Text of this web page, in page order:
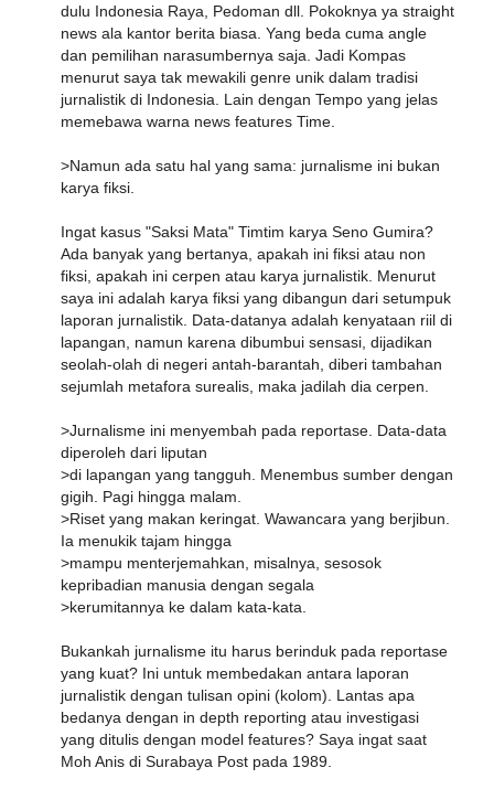
dulu Indonesia Raya, Pedoman dll. Pokoknya ya straight
news ala kantor berita biasa. Yang beda cuma angle
dan pemilihan narasumbernya saja. Jadi Kompas
menurut saya tak mewakili genre unik dalam tradisi
jurnalistik di Indonesia. Lain dengan Tempo yang jelas
memebawa warna news features Time.
>Namun ada satu hal yang sama: jurnalisme ini bukan
karya fiksi.
Ingat kasus "Saksi Mata" Timtim karya Seno Gumira?
Ada banyak yang bertanya, apakah ini fiksi atau non
fiksi, apakah ini cerpen atau karya jurnalistik. Menurut
saya ini adalah karya fiksi yang dibangun dari setumpuk
laporan jurnalistik. Data-datanya adalah kenyataan riil di
lapangan, namun karena dibumbui sensasi, dijadikan
seolah-olah di negeri antah-barantah, diberi tambahan
sejumlah metafora surealis, maka jadilah dia cerpen.
>Jurnalisme ini menyembah pada reportase. Data-data
diperoleh dari liputan
>di lapangan yang tangguh. Menembus sumber dengan
gigih. Pagi hingga malam.
>Riset yang makan keringat. Wawancara yang berjibun.
Ia menukik tajam hingga
>mampu menterjemahkan, misalnya, sesosok
kepribadian manusia dengan segala
>kerumitannya ke dalam kata-kata.
Bukankah jurnalisme itu harus berinduk pada reportase
yang kuat? Ini untuk membedakan antara laporan
jurnalistik dengan tulisan opini (kolom). Lantas apa
bedanya dengan in depth reporting atau investigasi
yang ditulis dengan model features? Saya ingat saat
Moh Anis di Surabaya Post pada 1989.